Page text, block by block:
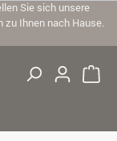
Sie sich unsere
Ihnen nach Hause.